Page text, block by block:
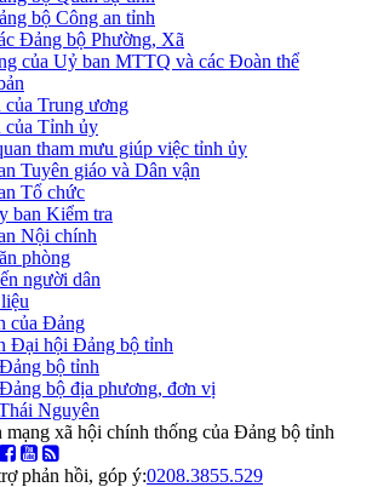
bộ Công an tỉnh
Đảng bộ Phường, Xã
của Uỷ ban MTTQ và các Đoàn thể
của Trung ương
của Tỉnh ủy
tham mưu giúp việc tỉnh ủy
Tuyên giáo và Dân vận
Tổ chức
ban Kiểm tra
Nội chính
phòng
người dân
của Đảng
Đại hội Đảng bộ tỉnh
bộ tỉnh
bộ địa phương, đơn vị
Nguyên
mạng xã hội chính thống của Đảng bộ tỉnh
phản hồi, góp ý:0208.3855.529